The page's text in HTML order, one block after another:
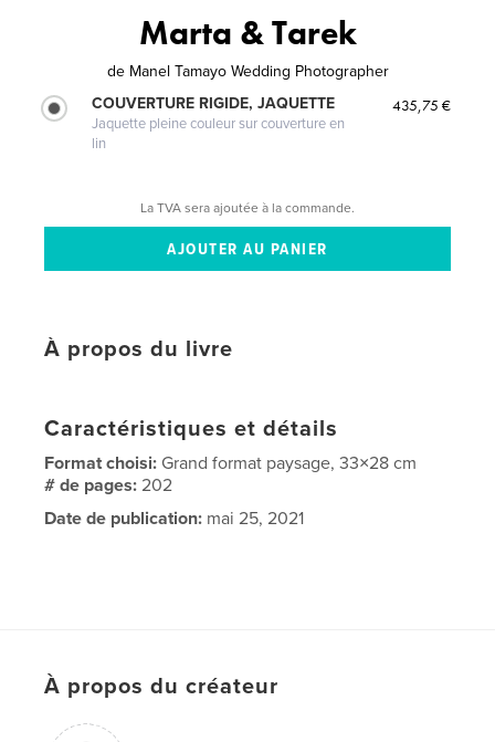
Marta & Tarek
de Manel Tamayo Wedding Photographer
COUVERTURE RIGIDE, JAQUETTE
Jaquette pleine couleur sur couverture en
lin
435,75 €
La TVA sera ajoutée à la commande.
À propos du livre
Caractéristiques et détails
Format choisi: Grand format paysage, 33×28 cm
# de pages:202
Date de publication: mai 25, 2021
À propos du créateur